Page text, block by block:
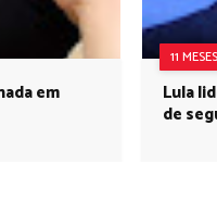
em
11
Lula
de